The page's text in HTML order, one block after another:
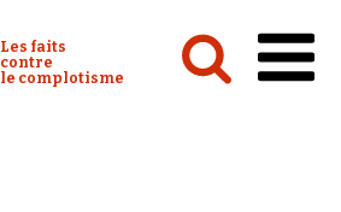
Conspiracy Watch :
Les faits
contre
le complotisme